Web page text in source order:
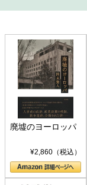
廃墟のヨーロッパ
¥2,860（税込）